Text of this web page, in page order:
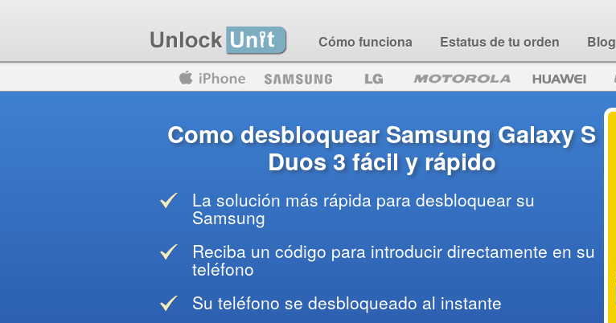
Cómo funciona Estatus de tu orden Blog
Blackberry
Como desbloquear Samsung Galaxy S
Duos 3 fácil y rápido
La solución más rápida para desbloquear su
Samsung
Reciba un código para introducir directamente en su
teléfono
Su teléfono se desbloqueado al instante